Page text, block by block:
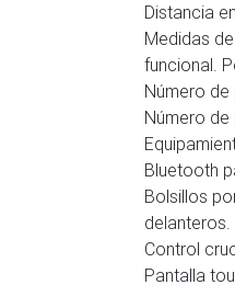
Distancia
Medidas
funcional.
Número
Número
Bluetooth
Bolsillos
delanteros.
Control
Pantalla